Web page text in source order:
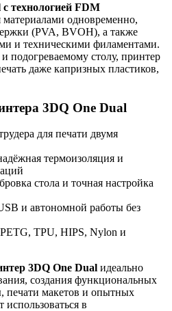
технологией FDM
материалами одновременно,
(PVA, BVOH), а также
и техническими филаментами.
подогреваемому столу, принтер
даже капризных пластиков,
3DQ One Dual
для печати двумя
термоизоляция и
стола и точная настройка
и автономной работы без
TPU, HIPS, Nylon и
3DQ One Dual идеально
создания функциональных
печати макетов и опытных
использоваться в